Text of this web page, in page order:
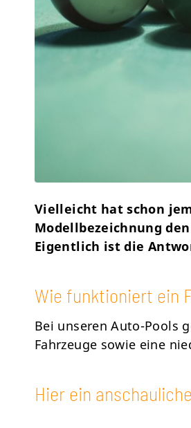
Vielleicht hat schon
Modellbezeichnung
Eigentlich ist die
Wie funktioniert ein
Bei unseren Auto-Pools
Fahrzeuge sowie eine
Hier ein